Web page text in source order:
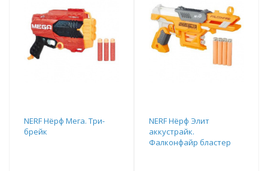
NERF Нёрф Мега. Три-
брейк
NERF Нёрф Элит
аккустрайк.
Фалконфайр бластер